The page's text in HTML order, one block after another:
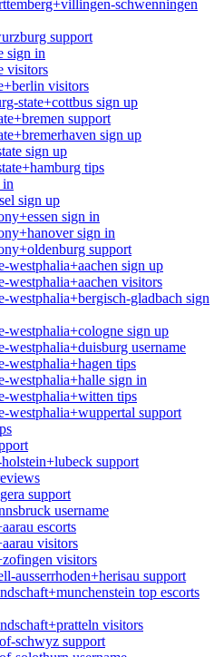
schwenningen
support
sign in
visitors
visitors
state+cottbus sign up
support
sign up
sign up
tips
in
sign up
sign in
sign in
support
westphalia+aachen sign up
westphalia+aachen visitors
westphalia+bergisch-gladbach sign
westphalia+cologne sign up
westphalia+duisburg username
westphalia+hagen tips
westphalia+halle sign in
westphalia+witten tips
westphalia+wuppertal support
support
support
username
escorts
visitors
visitors
ausserrhoden+herisau support
top escorts
visitors
schwyz support